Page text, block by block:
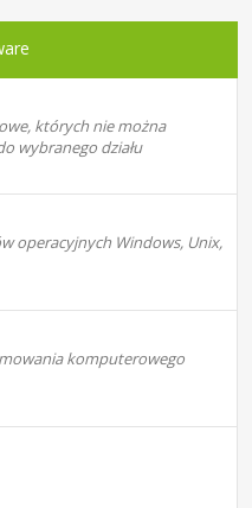
których nie można
wybranego działu
operacyjnych Windows, Unix,
komputerowego